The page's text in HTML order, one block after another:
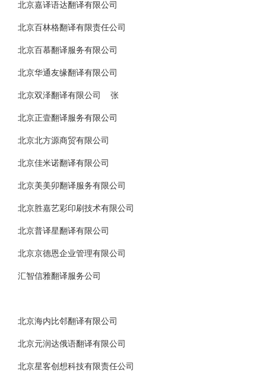
北京嘉译语达翻译有限公司
北京百林格翻译有限责任公司
北京百慕翻译服务有限公司
北京华通友缘翻译有限公司
北京双泽翻译有限公司 张
北京正壹翻译服务有限公司
北京北方源商贸有限公司
北京佳米诺翻译有限公司
北京美美卯翻译服务有限公司
北京胜嘉艺彩印刷技术有限公司
北京普译星翻译有限公司
北京京德恩企业管理有限公司
汇智信雅翻译服务公司
北京海内比邻翻译有限公司
北京元润达俄语翻译有限公司
北京星客创想科技有限责任公司